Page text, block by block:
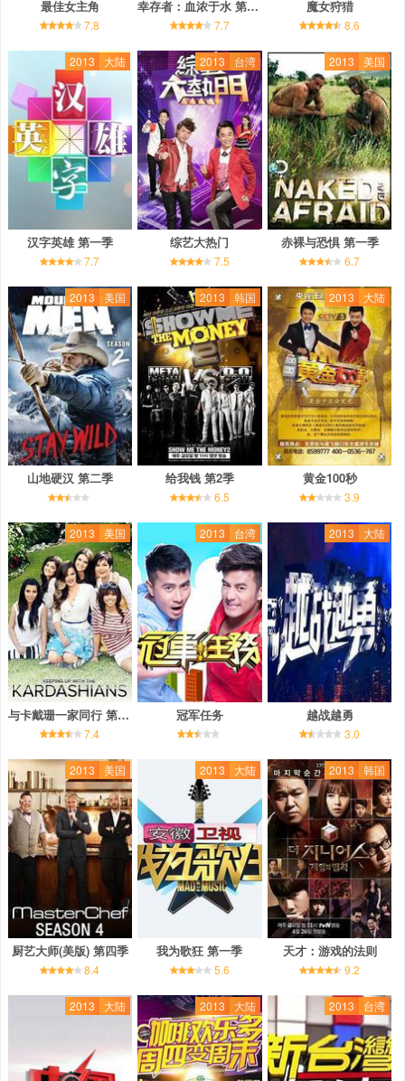
最佳女主角
7.8
幸存者：血浓于水 第二十七季
7.7
魔女狩猎
8.6
2013 大陆
汉字英雄 第一季
7.7
2013 台湾
综艺大热门
7.5
2013 美国
赤裸与恐惧 第一季
6.7
2013 美国
山地硬汉 第二季
2013 韩国
给我钱 第2季
6.5
2013 大陆
黄金100秒
3.9
2013 美国
与卡戴珊一家同行 第八季
7.4
2013 台湾
冠军任务
2013 大陆
越战越勇
3.0
2013 美国
厨艺大师(美版) 第四季
8.4
2013 大陆
我为歌狂 第一季
5.6
2013 韩国
天才：游戏的法则
9.2
2013 大陆 2013 大陆 2013 台湾